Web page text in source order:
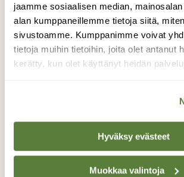
jaamme sosiaalisen median,
alan kumppaneillemme tietoja siitä,
sivustoamme. Kumppanimme voivat
tietoja muihin tietoihin, joita olet antanut
kerätty, kun olet käyttänyt heidän
Hyväksy evästeet
Muokkaa valintoja
Aina nälkä
Variksen pojilla aina nälkä ja
Valokuvaaja: Kaarlo Asikainen,
TAKAISIN LISTAAN